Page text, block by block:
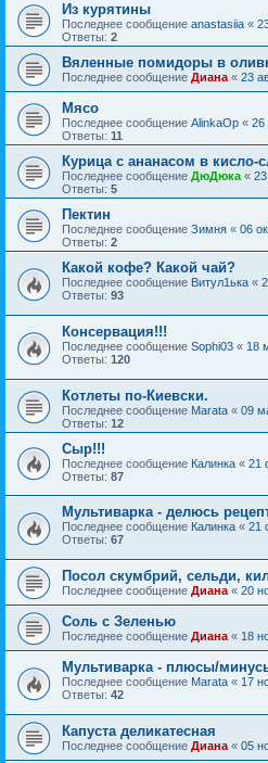
Из курятины
Последнее сообщение anastasiia «
Ответы: 2
Вяленные помидоры в
Последнее сообщение Диана« 23
Мясо
Последнее сообщение AlinkaOp « 26
Ответы: 11
Курица с ананасом в кисло-
Последнее сообщение ДюДюка«
Ответы: 5
Пектин
Последнее сообщение Зимня « 06
Ответы: 2
Какой кофе? Какой чай?
Последнее сообщение Витул1ька «
Ответы: 93
Консервация!!!
Последнее сообщение Sophi03 « 18
Ответы: 120
Котлеты по-Киевски.
Последнее сообщение Marata « 09
Ответы: 12
Сыр!!!
Последнее сообщение Калинка « 21
Ответы: 87
Мультиварка - делюсь
Последнее сообщение Калинка « 21
Ответы: 67
Посол скумбрий, сельди,
Последнее сообщение Диана « 20
Соль с Зеленью
Последнее сообщение Диана « 18
Мультиварка - плюсы/
Последнее сообщение Marata « 17
Ответы: 42
Капуста деликатесная
Последнее сообщение Диана « 05